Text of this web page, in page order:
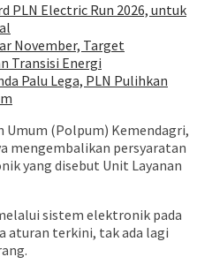
PLN Electric Run 2026, untuk
November, Target
Transisi Energi
Palu Lega, PLN Pulihkan
(Polpum) Kemendagri,
mengembalikan persyaratan
yang disebut Unit Layanan
sistem elektronik pada
aturan terkini, tak ada lagi